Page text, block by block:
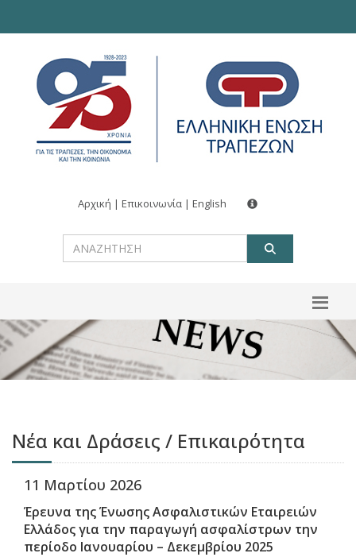
Αρχική | Επικοινωνία | English
Νέα και Δράσεις / Επικαιρότητα
11 Μαρτίου 2026
Έρευνα της Ένωσης Ασφαλιστικών Εταιρειών
Ελλάδος για την παραγωγή ασφαλίστρων την
περίοδο Ιανουαρίου – Δεκεμβρίου 2025